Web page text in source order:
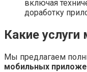
включая
доработку
Какие
Мы предлагаем
мобильных